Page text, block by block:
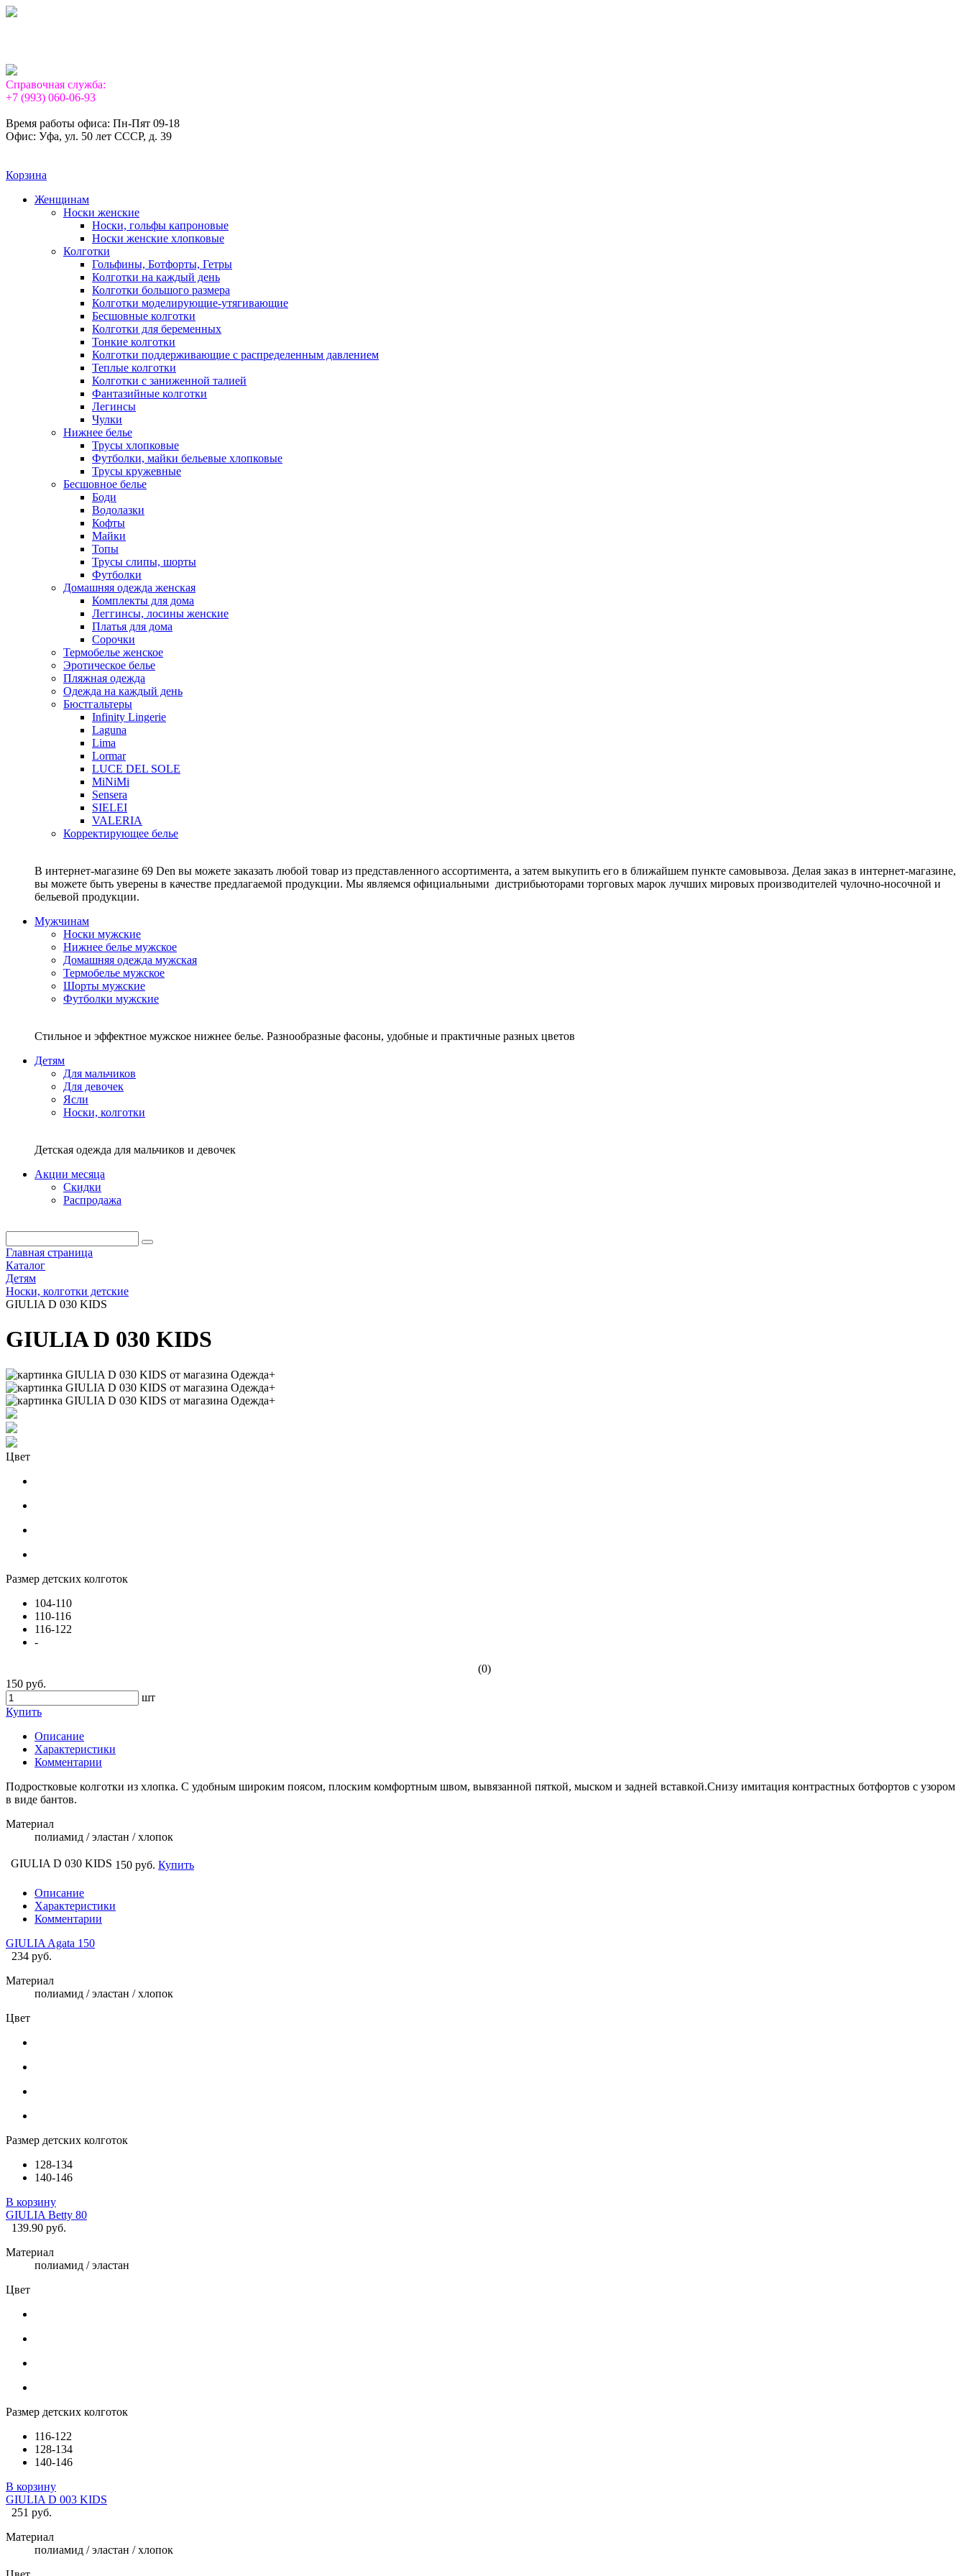
Справочная служба:
+7 (993) 060-06-93
Время работы офиса: Пн-Пят 09-18
Офис: Уфа, ул. 50 лет СССР, д. 39
Корзина
Женщинам
Носки женские
Носки, гольфы капроновые
Носки женские хлопковые
Колготки
Гольфины, Ботфорты, Гетры
Колготки на каждый день
Колготки большого размера
Колготки моделирующие-утягивающие
Бесшовные колготки
Колготки для беременных
Тонкие колготки
Колготки поддерживающие с распределенным давлением
Теплые колготки
Колготки с заниженной талией
Фантазийные колготки
Легинсы
Чулки
Нижнее белье
Трусы хлопковые
Футболки, майки бельевые хлопковые
Трусы кружевные
Бесшовное белье
Боди
Водолазки
Кофты
Майки
Топы
Трусы слипы, шорты
Футболки
Домашняя одежда женская
Комплекты для дома
Леггинсы, лосины женские
Платья для дома
Сорочки
Термобелье женское
Эротическое белье
Пляжная одежда
Одежда на каждый день
Бюстгальтеры
Infinity Lingerie
Laguna
Lima
Lormar
LUCE DEL SOLE
MiNiMi
Sensera
SIELEI
VALERIA
Корректирующее белье
В интернет-магазине 69 Den вы можете заказать любой товар из представленного ассортимента, а затем выкупить его в ближайшем пункте самовывоза. Делая заказ в интернет-магазине,
вы можете быть уверены в качестве предлагаемой продукции. Мы являемся официальными дистрибьюторами торговых марок лучших мировых производителей чулочно-носочной и
бельевой продукции.
Мужчинам
Носки мужские
Нижнее белье мужское
Домашняя одежда мужская
Термобелье мужское
Шорты мужские
Футболки мужские
Стильное и эффектное мужское нижнее белье. Разнообразные фасоны, удобные и практичные разных цветов
Детям
Для мальчиков
Для девочек
Ясли
Носки, колготки
Детская одежда для мальчиков и девочек
Акции месяца
Скидки
Распродажа
Главная страница
Каталог
Детям
Носки, колготки детские
GIULIA D 030 KIDS
GIULIA D 030 KIDS
Цвет
Размер детских колготок
104-110
110-116
116-122
-
(0)
150 руб.
шт
Купить
Описание
Характеристики
Комментарии
Подростковые колготки из хлопка. С удобным широким поясом, плоским комфортным швом, вывязанной пяткой, мыском и задней вставкой.Снизу имитация контрастных ботфортов с узором
в виде бантов.
Материал
полиамид / эластан / хлопок
GIULIA D 030 KIDS 150 руб. Купить
Описание
Характеристики
Комментарии
GIULIA Agata 150
234 руб.
Материал
полиамид / эластан / хлопок
Цвет
Размер детских колготок
128-134
140-146
В корзину
GIULIA Betty 80
139.90 руб.
Материал
полиамид / эластан
Цвет
Размер детских колготок
116-122
128-134
140-146
В корзину
GIULIA D 003 KIDS
251 руб.
Материал
полиамид / эластан / хлопок